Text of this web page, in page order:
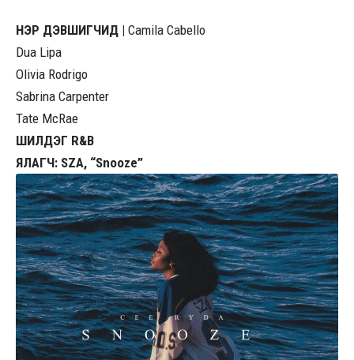
НЭР ДЭВШИГЧИД | Camila Cabello
Dua Lipa
Olivia Rodrigo
Sabrina Carpenter
Tate McRae
ШИЛДЭГ R&B
ЯЛАГЧ: SZA, “Snooze”